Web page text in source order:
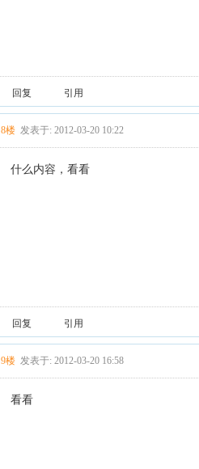
回复 引用
8楼 发表于: 2012-03-20 10:22
什么内容，看看
回复 引用
9楼 发表于: 2012-03-20 16:58
看看